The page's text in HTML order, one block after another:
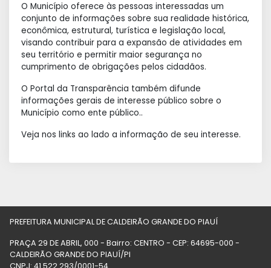
O Município oferece às pessoas interessadas um
conjunto de informações sobre sua realidade histórica,
econômica, estrutural, turística e legislação local,
visando contribuir para a expansão de atividades em
seu território e permitir maior segurança no
cumprimento de obrigações pelos cidadãos.
O Portal da Transparência também difunde
informações gerais de interesse público sobre o
Município como ente público..
Veja nos links ao lado a informação de seu interesse.
PREFEITURA MUNICIPAL DE CALDEIRÃO GRANDE DO PIAUÍ
PRAÇA 29 DE ABRIL, 000 - Bairro: CENTRO - CEP: 64695-000 -
CALDEIRÃO GRANDE DO PIAUÍ/PI
CNPJ: 41.522.293/0001-54